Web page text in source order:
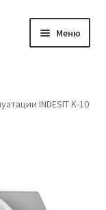
Меню
INDESIT K-10